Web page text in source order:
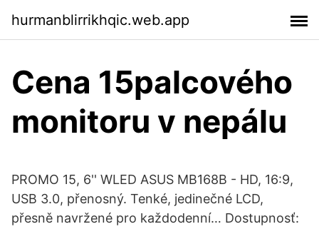
hurmanblirrikhqic.web.app
Cena 15palcového
monitoru v nepálu
PROMO 15, 6'' WLED ASUS MB168B - HD, 16:9,
USB 3.0, přenosný. Tenké, jedinečné LCD,
přesně navržené pro každodenní… Dostupnosť: